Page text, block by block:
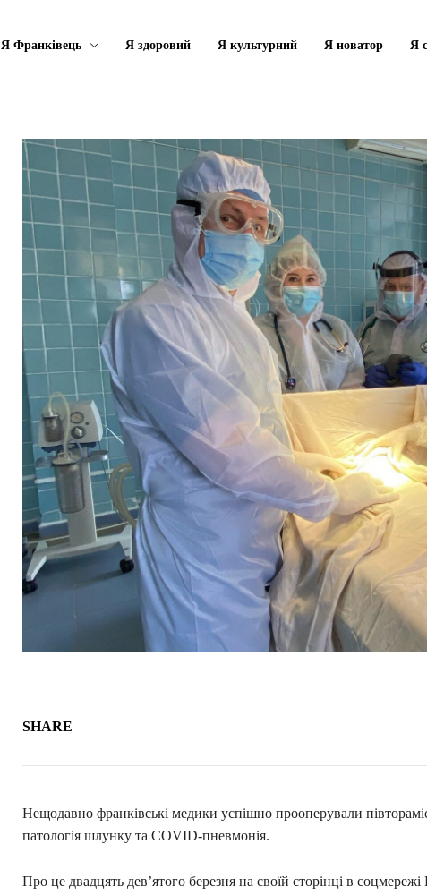
Я Франківець Я здоровий Я культурний Я новатор Я
SHARE
Нещодавно франківські медики успішно прооперували
патологія шлунку та COVID-пневмонія.
Про це двадцять дев’ятого березня на своїй сторінці в соцмережі